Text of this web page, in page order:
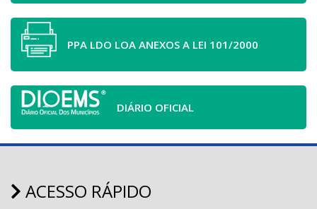
PPA LDO LOA ANEXOS A LEI 101/2000
DIÁRIO OFICIAL
ACESSO RÁPIDO